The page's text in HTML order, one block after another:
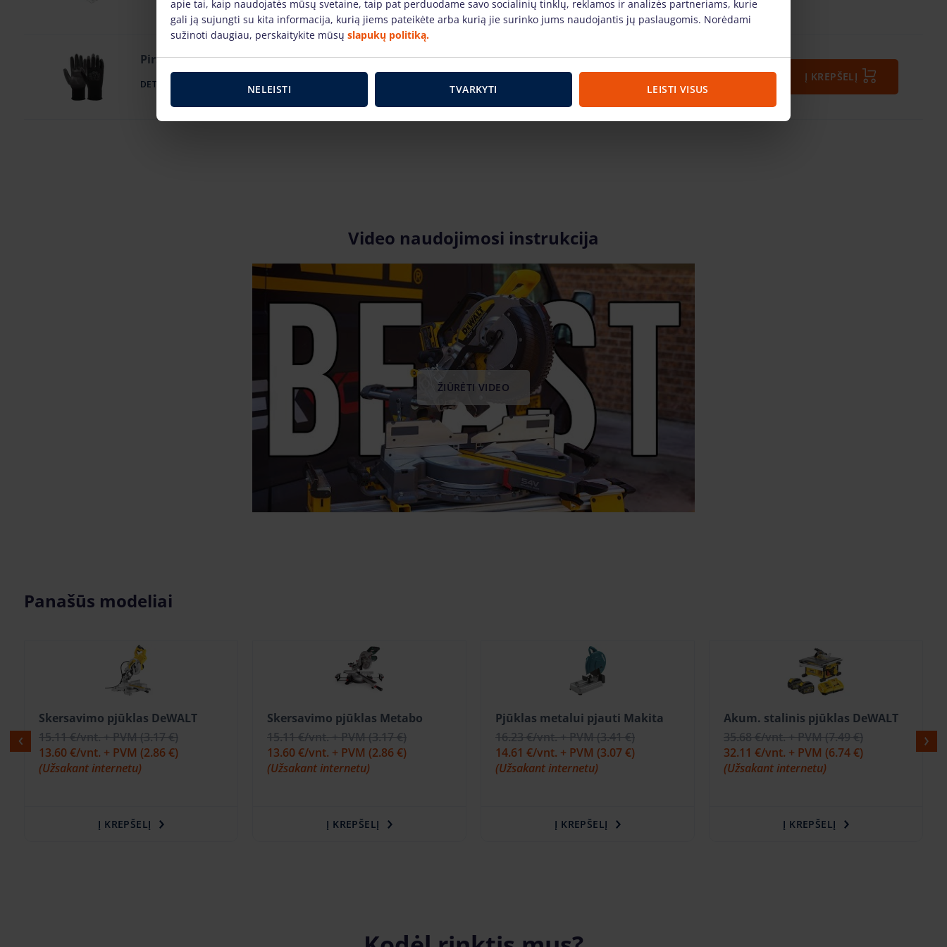
Užstatas 100.00 €
Pirštinės (11d.)
DETALIAU
1.50 €/vnt. + PVM (0.32 €) vnt. Viso: 1.50 €+ PVM (0.32 €) Į KREPŠELĮ
Video naudojimosi instrukcija
ŽIŪRĖTI VIDEO
Panašūs modeliai
Skersavimo pjūklas DeWALT
15.11 €/vnt. + PVM(3.17 €)
13.60 €/vnt. + PVM (2.86 €)
(Užsakant internetu)
Į KREPŠELĮ
Skersavimo pjūklas Metabo
15.11 €/vnt. + PVM(3.17 €)
13.60 €/vnt. + PVM (2.86 €)
(Užsakant internetu)
Į KREPŠELĮ
Pjūklas metalui pjauti Makita
16.23 €/vnt. + PVM(3.41 €)
14.61 €/vnt. + PVM (3.07 €)
(Užsakant internetu)
Į KREPŠELĮ
Akum. stalinis pjūklas DeWALT
35.68 €/vnt. + PVM(7.49 €)
32.11 €/vnt. + PVM (6.74 €)
(Užsakant internetu)
Į KREPŠELĮ
apie tai, kaip naudojatės mūsų svetaine, taip pat perduodame savo socialinių tinklų, reklamos ir analizės partneriams, kurie
gali ją sujungti su kita informacija, kurią jiems pateikėte arba kurią jie surinko jums naudojantis jų paslaugomis. Norėdami
sužinoti daugiau, perskaitykite mūsų slapukų politiką.
NELEISTI TVARKYTI LEISTI VISUS